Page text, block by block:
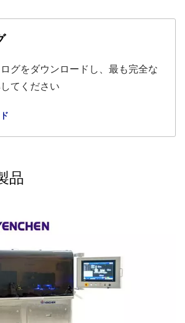
グをダウンロードし、最も完全な
てください
品